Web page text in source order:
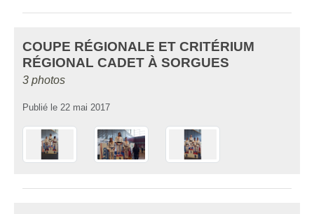
COUPE RÉGIONALE ET CRITÉRIUM
RÉGIONAL CADET À SORGUES
3 photos
Publié le 22 mai 2017